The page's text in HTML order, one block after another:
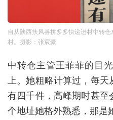
自从陕西扶风县拼多多快递进村中转
村。摄影：张宸豪
中转仓主管王菲菲的目
上。她粗略计算过，每
有四千件，高峰期时甚
个地址她格外熟悉，那是